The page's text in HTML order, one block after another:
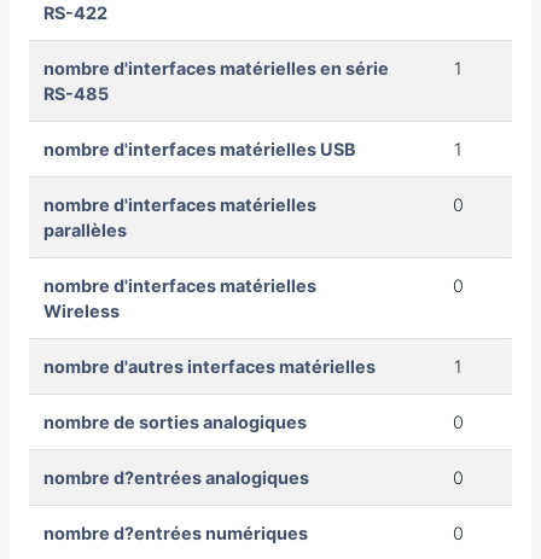
RS-422
nombre d'interfaces matérielles en série
RS-485
1
nombre d'interfaces matérielles USB 1
nombre d'interfaces matérielles
parallèles
0
nombre d'interfaces matérielles
Wireless
0
nombre d'autres interfaces matérielles 1
nombre de sorties analogiques 0
nombre d?entrées analogiques 0
nombre d?entrées numériques 0